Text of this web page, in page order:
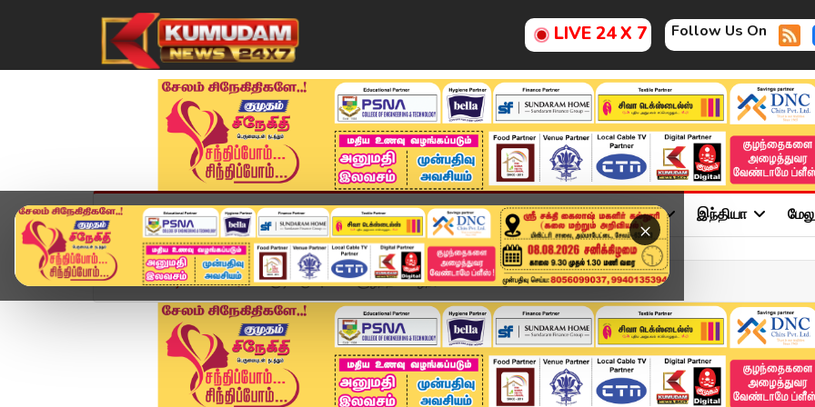
LIVE 24 X 7 Follow Us On
×
முகப்பு விளையாட்டு அண்மை தமிழ்நாடு சினிமா அரசியல் விளையாட்டு இந்தியா
Home வீடியோ ஸ்டோரி குடியிருப்புகளை சூழ்ந்த மழைநீர் – மக்கள் கடும் ...